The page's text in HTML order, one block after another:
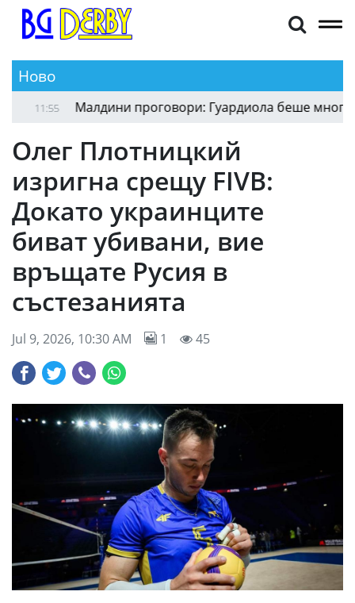
Ново
12:01 Илиян Памуков се завърна в Черноломец
Олег Плотницкий
изригна срещу FIVB:
Докато украинците
биват убивани, вие
връщате Русия в
състезанията
Jul 9, 2026, 10:30 AM 1 45